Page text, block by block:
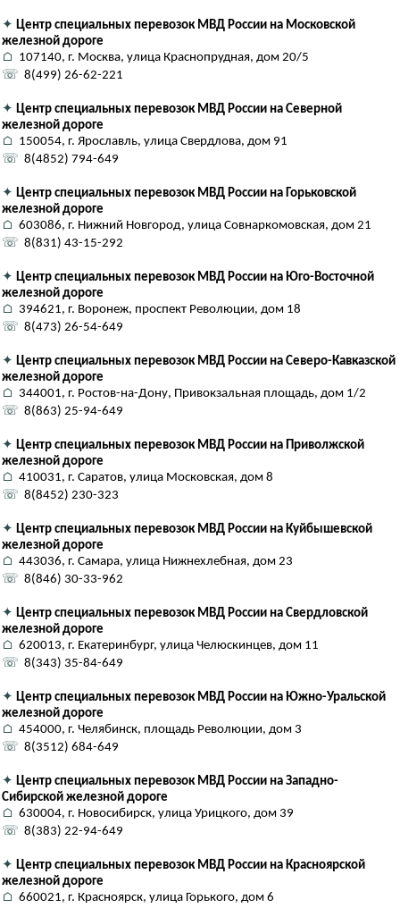
✦ Центр специальных перевозок МВД России на Московской
железной дороге
⌂ 107140, г. Москва, улица Краснопрудная, дом 20/5
☏ 8(499) 26-62-221
✦ Центр специальных перевозок МВД России на Северной
железной дороге
⌂ 150054, г. Ярославль, улица Свердлова, дом 91
☏ 8(4852) 794-649
✦ Центр специальных перевозок МВД России на Горьковской
железной дороге
⌂ 603086, г. Нижний Новгород, улица Совнаркомовская, дом 21
☏ 8(831) 43-15-292
✦ Центр специальных перевозок МВД России на Юго-Восточной
железной дороге
⌂ 394621, г. Воронеж, проспект Революции, дом 18
☏ 8(473) 26-54-649
✦ Центр специальных перевозок МВД России на Северо-Кавказской
железной дороге
⌂ 344001, г. Ростов-на-Дону, Привокзальная площадь, дом 1/2
☏ 8(863) 25-94-649
✦ Центр специальных перевозок МВД России на Приволжской
железной дороге
⌂ 410031, г. Саратов, улица Московская, дом 8
☏ 8(8452) 230-323
✦ Центр специальных перевозок МВД России на Куйбышевской
железной дороге
⌂ 443036, г. Самара, улица Нижнехлебная, дом 23
☏ 8(846) 30-33-962
✦ Центр специальных перевозок МВД России на Свердловской
железной дороге
⌂ 620013, г. Екатеринбург, улица Челюскинцев, дом 11
☏ 8(343) 35-84-649
✦ Центр специальных перевозок МВД России на Южно-Уральской
железной дороге
⌂ 454000, г. Челябинск, площадь Революции, дом 3
☏ 8(3512) 684-649
✦ Центр специальных перевозок МВД России на Западно-
Сибирской железной дороге
⌂ 630004, г. Новосибирск, улица Урицкого, дом 39
☏ 8(383) 22-94-649
✦ Центр специальных перевозок МВД России на Красноярской
железной дороге
⌂ 660021, г. Красноярск, улица Горького, дом 6